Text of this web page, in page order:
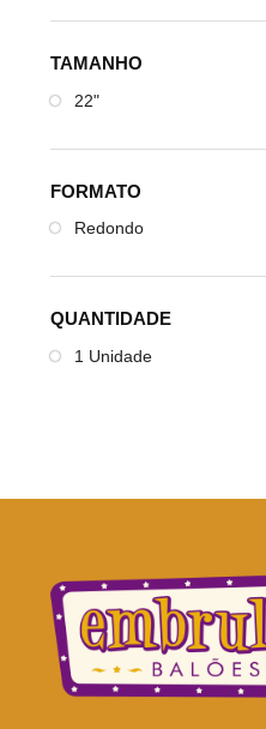
TAMANHO
22"
FORMATO
Redondo
QUANTIDADE
1 Unidade